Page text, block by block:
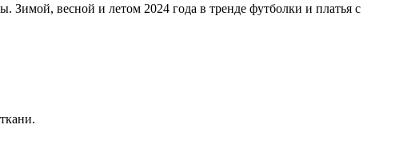
Зимой, весной и летом 2024 года в тренде футболки и платья с